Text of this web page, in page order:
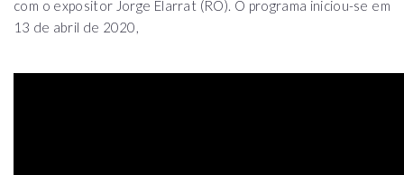
com o expositor Jorge Elarrat (RO). O programa iniciou-se em
13 de abril de 2020,